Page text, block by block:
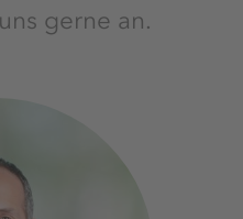
gerne an.